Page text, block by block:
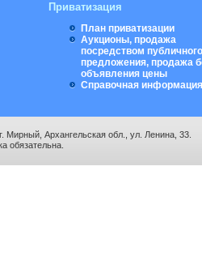
Приватизация
План приватизации
Аукционы, продажа
посредством публичного
предложения, продажа
объявления цены
Справочная информация
Мирный, Архангельская обл., ул. Ленина, 33.
обязательна.